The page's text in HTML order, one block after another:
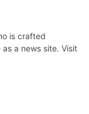
is crafted
a news site. Visit